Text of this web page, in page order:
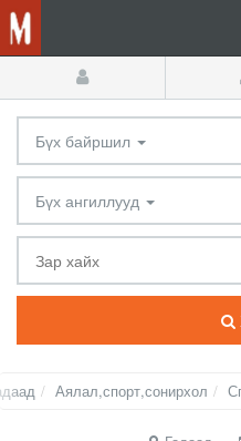
Бүх байршил
Бүх ангиллууд
Аялал,спорт,сонирхол